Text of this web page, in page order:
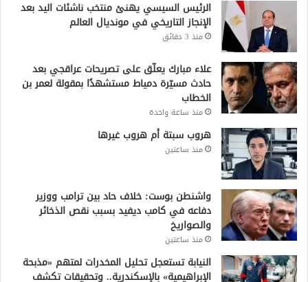
الرئيس السيسي يهنئ منتخب ناشئات اليد بعد
الإنجاز التاريخي في مونديال العالم
منذ 3 دقائق
علاء مبارك يعلّق على تصريحات عراقجي بعد
حادث مسيّرة دمياط مستشهدًا بمقولة لعمر بن
الخطاب
منذ ساعة واحدة
هروب سبتة أم هروب غيرها
منذ ساعتين
واشنطن بوست: خلاف حاد بين ترامب ووزير
دفاعه في كامب ديفيد بسبب نقص الذخائر
والصواريخ
منذ ساعتين
النيابة تستعجل تحليل المخدرات لمتهم «مذبحة
الإبراهيمية» بالإسكندرية.. وتحقيقات تكشف